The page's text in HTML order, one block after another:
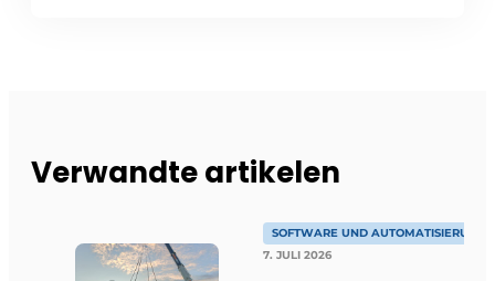
Verwandte artikelen
SOFTWARE UND AUTOMATISIERUNG
7. JULI 2026